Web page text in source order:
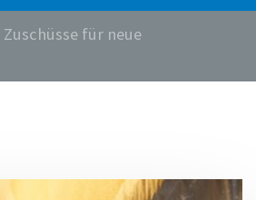
Zuschüsse für neue